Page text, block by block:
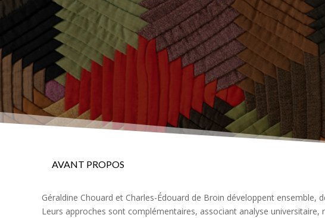
AVANT PROPOS
Géraldine Chouard et Charles-Édouard de Broin développent
Leurs approches sont complémentaires, associant analyse